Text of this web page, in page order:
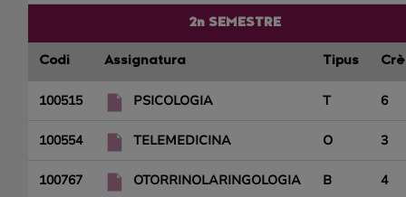
2n SEMESTRE
Codi Assignatura Tipus
100515 PSICOLOGIA T 6
100554 TELEMEDICINA O 3
100767 OTORRINOLARINGOLOGIA B 4